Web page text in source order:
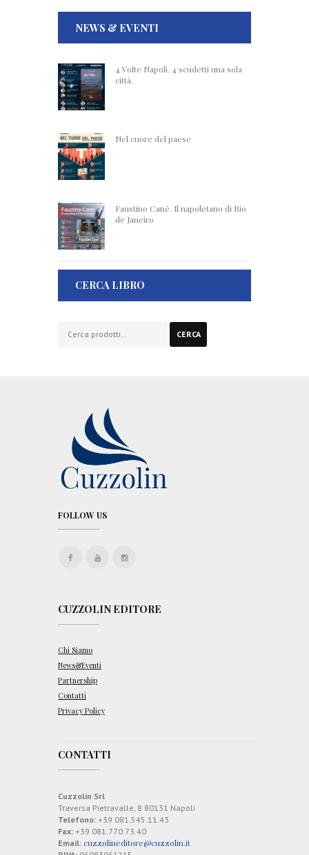
NEWS & EVENTI
4 Volte Napoli. 4 scudetti una sola
città.
Nel cuore del paese
Faustino Cané. Il napoletano di Rio
de Janeiro
CERCA LIBRO
CERCA
FOLLOW US
CUZZOLIN EDITORE
Chi Siamo
News&Eventi
Partnership
Contatti
Privacy Policy
CONTATTI
Cuzzolin Srl
Traversa Pietravalle, 8 80131 Napoli
Telefono: +39 081.545.11.43
Fax: +39 081.770.73.40
Email: cuzzolineditore@cuzzolin.it